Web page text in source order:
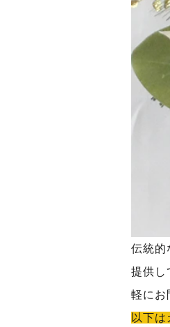
伝統的
提供し
軽にお
以下